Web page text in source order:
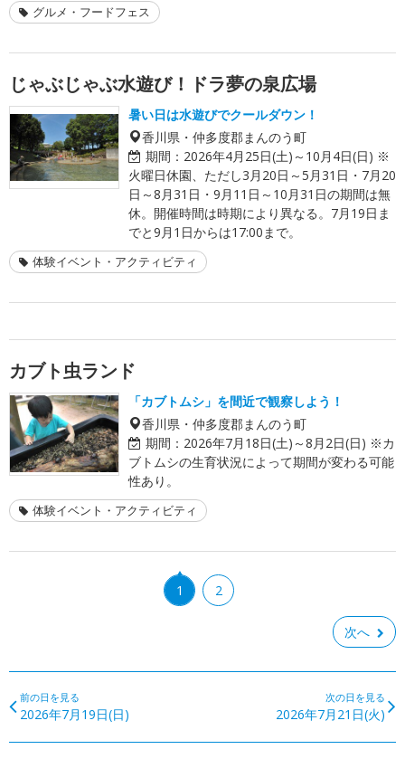
グルメ・フードフェス
じゃぶじゃぶ水遊び！ドラ夢の泉広場
暑い日は水遊びでクールダウン！
香川県・仲多度郡まんのう町
期間： 2026年4月25日(土)～10月4日(日) ※
火曜日休園、ただし3月20日～5月31日・7月20
日～8月31日・9月11日～10月31日の期間は無
休。開催時間は時期により異なる。7月19日ま
でと9月1日からは17:00まで。
体験イベント・アクティビティ
カブト虫ランド
「カブトムシ」を間近で観察しよう！
香川県・仲多度郡まんのう町
期間： 2026年7月18日(土)～8月2日(日) ※カ
ブトムシの生育状況によって期間が変わる可能
性あり。
体験イベント・アクティビティ
1 2
次へ
前の日を見る
2026年7月19日(日)
次の日を見る
2026年7月21日(火)